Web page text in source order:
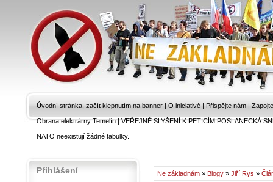
Úvodní stránka, začít klepnutím na banner | O iniciativě | Přispějte nám |
Obrana elektrárny Temelín|VEŘEJNÉ SLYŠENÍ K PETICÍM POSLANECKÁ
NATO neexistují žádné tabulky.
Ne základnám » Blogy » Jiří Rys »
Přihlášení